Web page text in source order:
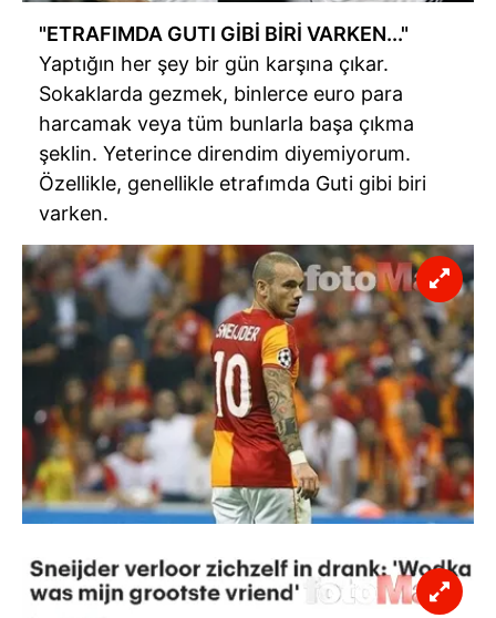
"ETRAFIMDA GUTI GİBİ BİRİ VARKEN..."
Yaptığın her şey bir gün karşına çıkar.
Sokaklarda gezmek, binlerce euro para
harcamak veya tüm bunlarla başa çıkma
şeklin. Yeterince direndim diyemiyorum.
Özellikle, genellikle etrafımda Guti gibi biri
varken.